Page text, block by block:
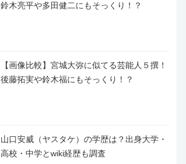
鈴木亮平や多田健二にもそっくり！？
【画像比較】宮城大弥に似てる芸能人５撰！
後藤拓実や鈴木福にもそっくり！？
山口安威（ヤスタケ）の学歴は？出身大学・
高校・中学とwiki経歴も調査